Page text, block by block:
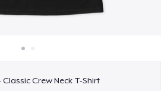
Classic Crew Neck T-Shirt